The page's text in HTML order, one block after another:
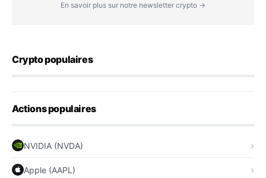
En savoir plus sur notre newsletter crypto →
Crypto populaires
Actions populaires
NVIDIA (NVDA)
Apple (AAPL)